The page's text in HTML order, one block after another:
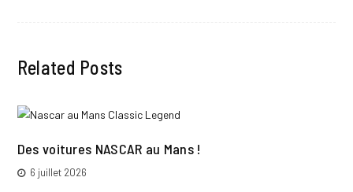
Related Posts
Des voitures NASCAR au Mans !
6 juillet 2026